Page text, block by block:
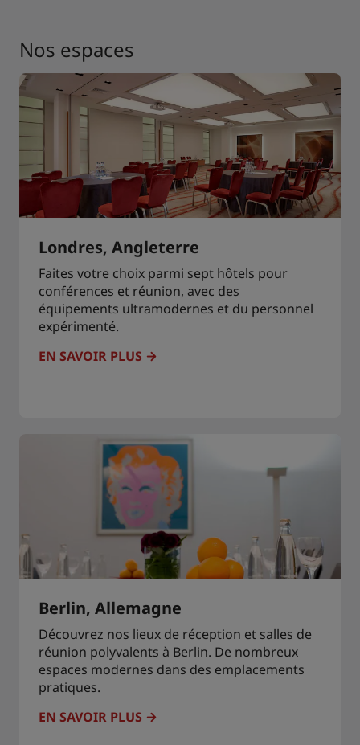
Nos espaces
Londres, Angleterre
Faites votre choix parmi sept hôtels pour
conférences et réunion, avec des
équipements ultramodernes et du personnel
expérimenté.
EN SAVOIR PLUS
Berlin, Allemagne
Découvrez nos lieux de réception et salles de
réunion polyvalents à Berlin. De nombreux
espaces modernes dans des emplacements
pratiques.
EN SAVOIR PLUS